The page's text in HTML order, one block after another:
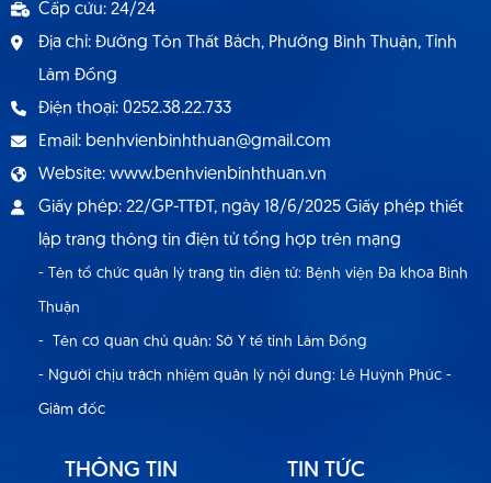
Cấp cứu: 24/24
Địa chỉ: Đường Tôn Thất Bách, Phường Bình Thuận, Tỉnh
Lâm Đồng
Điện thoại: 0252.38.22.733
Email: benhvienbinhthuan@gmail.com
Website: www.benhvienbinhthuan.vn
Giấy phép: 22/GP-TTĐT, ngày 18/6/2025 Giấy phép thiết
lập trang thông tin điện tử tổng hợp trên mạng
- Tên tổ chức quản lý trang tin điện tử: Bệnh viện Đa khoa Bình
Thuận
- Tên cơ quan chủ quản: Sở Y tế tỉnh Lâm Đồng
- Người chịu trách nhiệm quản lý nội dung: Lê Huỳnh Phúc -
Giám đốc
THÔNG TIN TIN TỨC